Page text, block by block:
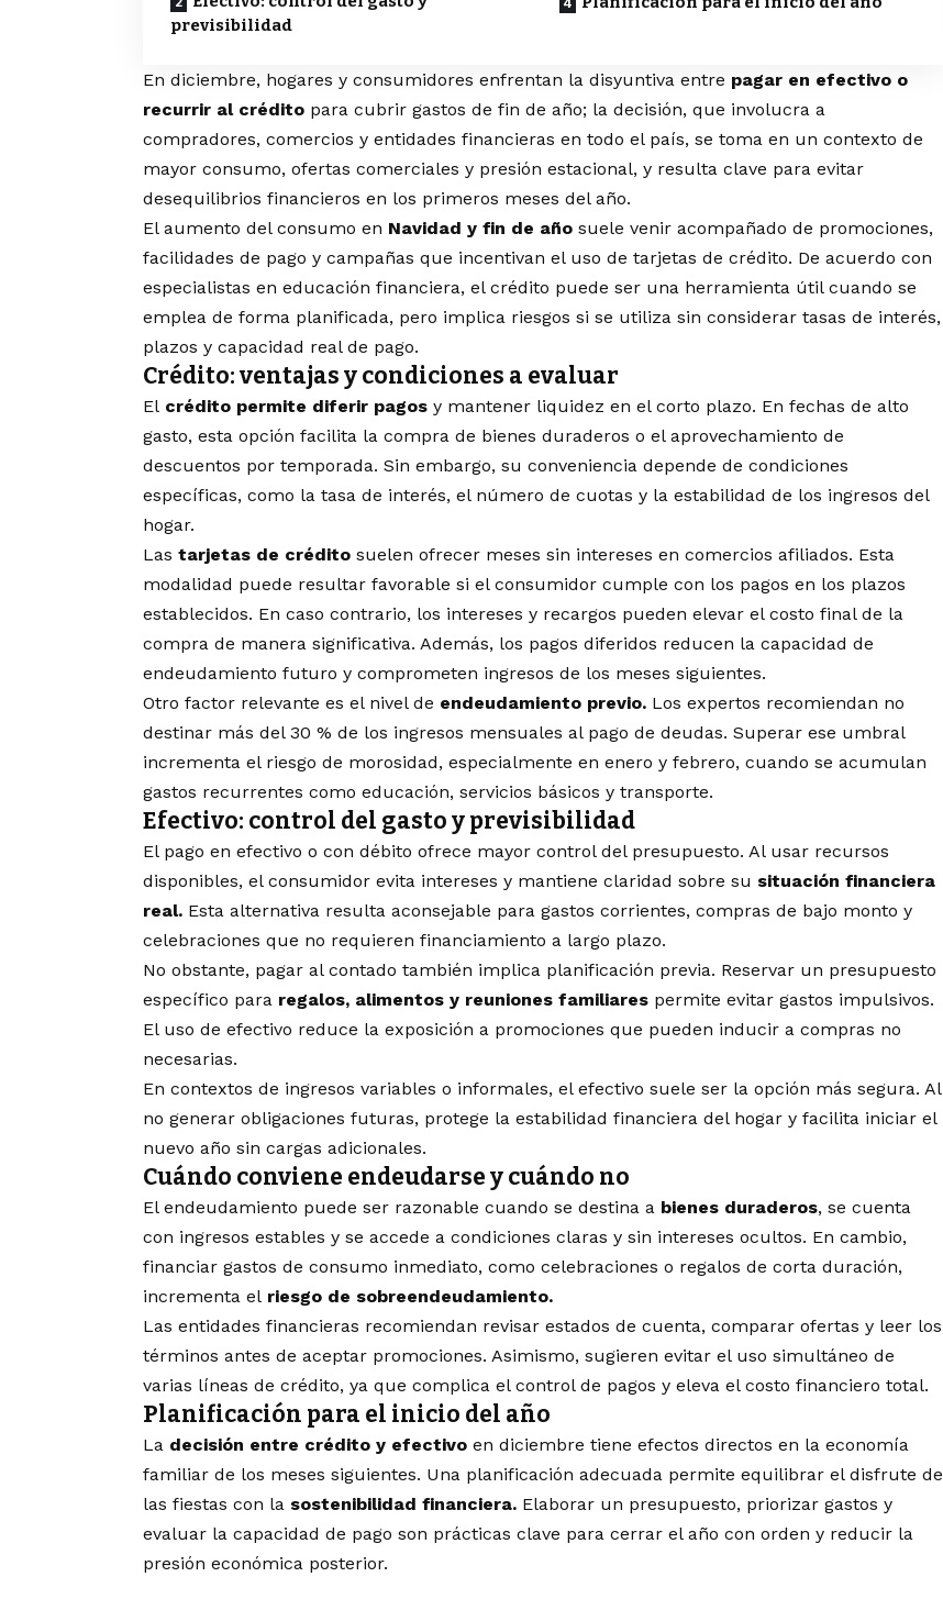
previsibilidad
En diciembre, hogares y consumidores enfrentan la disyuntiva entre pagar en efectivo o
recurrir al crédito para cubrir gastos de fin de año; la decisión, que involucra a
compradores, comercios y entidades financieras en todo el país, se toma en un contexto de
mayor consumo, ofertas comerciales y presión estacional, y resulta clave para evitar
desequilibrios financieros en los primeros meses del año.
El aumento del consumo en Navidad y fin de año suele venir acompañado de promociones,
facilidades de pago y campañas que incentivan el uso de tarjetas de crédito. De acuerdo con
especialistas en educación financiera, el crédito puede ser una herramienta útil cuando se
emplea de forma planificada, pero implica riesgos si se utiliza sin considerar tasas de interés,
plazos y capacidad real de pago.
Crédito: ventajas y condiciones a evaluar
El crédito permite diferir pagos y mantener liquidez en el corto plazo. En fechas de alto
gasto, esta opción facilita la compra de bienes duraderos o el aprovechamiento de
descuentos por temporada. Sin embargo, su conveniencia depende de condiciones
específicas, como la tasa de interés, el número de cuotas y la estabilidad de los ingresos del
hogar.
Las tarjetas de crédito suelen ofrecer meses sin intereses en comercios afiliados. Esta
modalidad puede resultar favorable si el consumidor cumple con los pagos en los plazos
establecidos. En caso contrario, los intereses y recargos pueden elevar el costo final de la
compra de manera significativa. Además, los pagos diferidos reducen la capacidad de
endeudamiento futuro y comprometen ingresos de los meses siguientes.
Otro factor relevante es el nivel de endeudamiento previo. Los expertos recomiendan no
destinar más del 30 % de los ingresos mensuales al pago de deudas. Superar ese umbral
incrementa el riesgo de morosidad, especialmente en enero y febrero, cuando se acumulan
gastos recurrentes como educación, servicios básicos y transporte.
Efectivo: control del gasto y previsibilidad
El pago en efectivo o con débito ofrece mayor control del presupuesto. Al usar recursos
disponibles, el consumidor evita intereses y mantiene claridad sobre su situación financiera
real. Esta alternativa resulta aconsejable para gastos corrientes, compras de bajo monto y
celebraciones que no requieren financiamiento a largo plazo.
No obstante, pagar al contado también implica planificación previa. Reservar un presupuesto
específico para regalos, alimentos y reuniones familiares permite evitar gastos impulsivos.
El uso de efectivo reduce la exposición a promociones que pueden inducir a compras no
necesarias.
En contextos de ingresos variables o informales, el efectivo suele ser la opción más segura. Al
no generar obligaciones futuras, protege la estabilidad financiera del hogar y facilita iniciar el
nuevo año sin cargas adicionales.
Cuándo conviene endeudarse y cuándo no
El endeudamiento puede ser razonable cuando se destina a bienes duraderos, se cuenta
con ingresos estables y se accede a condiciones claras y sin intereses ocultos. En cambio,
financiar gastos de consumo inmediato, como celebraciones o regalos de corta duración,
incrementa el riesgo de sobreendeudamiento.
Las entidades financieras recomiendan revisar estados de cuenta, comparar ofertas y leer los
términos antes de aceptar promociones. Asimismo, sugieren evitar el uso simultáneo de
varias líneas de crédito, ya que complica el control de pagos y eleva el costo financiero total.
Planificación para el inicio del año
La decisión entre crédito y efectivo en diciembre tiene efectos directos en la economía
familiar de los meses siguientes. Una planificación adecuada permite equilibrar el disfrute de
las fiestas con la sostenibilidad financiera. Elaborar un presupuesto, priorizar gastos y
evaluar la capacidad de pago son prácticas clave para cerrar el año con orden y reducir la
presión económica posterior.